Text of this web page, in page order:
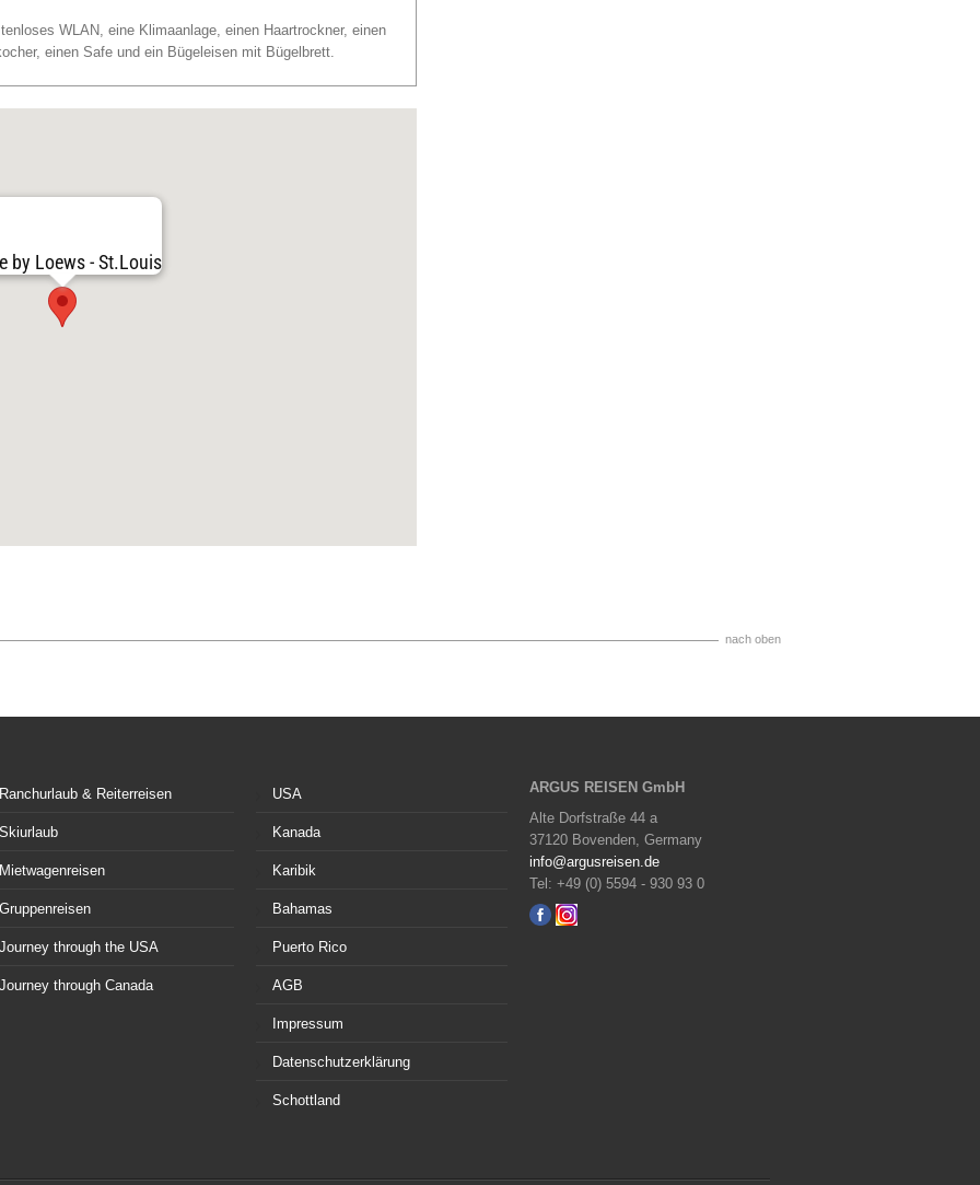
WLAN, eine Klimaanlage, einen Haartrockner, einen
einen Safe und ein Bügeleisen mit Bügelbrett.
by Loews - St.Louis
nach oben
Ranchurlaub & Reiterreisen
Skiurlaub
Mietwagenreisen
Gruppenreisen
Journey through the USA
Journey through Canada
USA
Kanada
Karibik
Bahamas
Puerto Rico
AGB
Impressum
Datenschutzerklärung
Schottland
ARGUS REISEN GmbH
Alte Dorfstraße 44 a
37120 Bovenden, Germany
info@argusreisen.de
Tel: +49 (0) 5594 - 930 93 0